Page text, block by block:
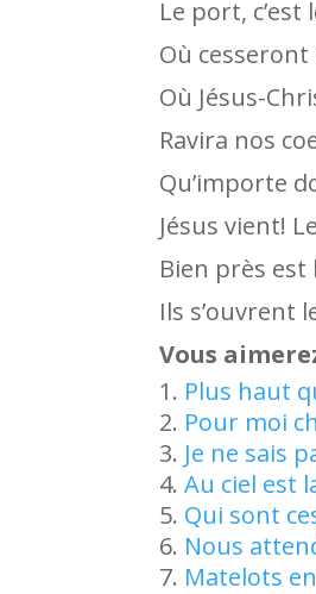
Le port, c’est
Où
Où Jésus-
Ravira nos
Qu’importe
Jésus vient!
Bien près est
Ils s’ouvrent
Vous
Plus haut
Pour moi
Je ne sais
Au ciel est
Qui sont
Nous
Matelots